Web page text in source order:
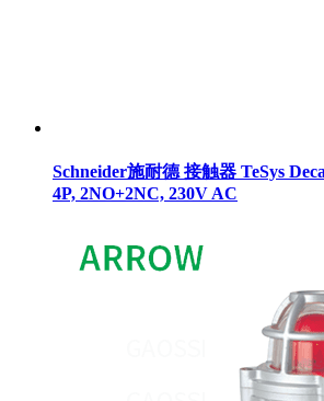
Schneider施耐德 接触器 TeSys
4P, 2NO+2NC, 230V AC